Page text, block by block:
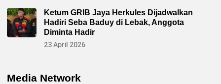
Ketum GRIB Jaya Herkules Dijadwalkan
Hadiri Seba Baduy di Lebak, Anggota
Diminta Hadir
23 April 2026
Media Network